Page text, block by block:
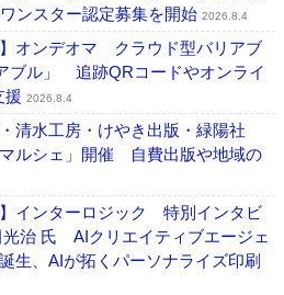
ンスター認定募集を開始 2026.8.4
】オンデオマ クラウド型バリアブ
ブル」 追跡QRコードやオンライ
援 2026.8.4
清水工房・けやき出版・緑陽社
ルシェ」開催 自費出版や地域の
】インターロジック 特別インタビ
光治 氏 AIクリエイティブエージェ
生、AIが拓くパーソナライズ印刷